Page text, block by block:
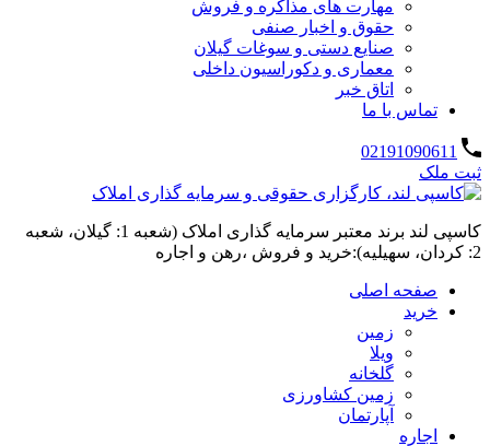
مهارت های مذاکره و فروش
حقوق و اخبار صنفی
صنایع دستی و سوغات گیلان
معماری و دکوراسیون داخلی
اتاق خبر
تماس با ما
02191090611
ثبت ملک
کاسپی لند برند معتبر سرمایه گذاری املاک (شعبه 1: گیلان، شعبه
2: کردان، سهیلیه):خرید و فروش ،رهن و اجاره
صفحه اصلی
خرید
زمین
ویلا
گلخانه
زمین کشاورزی
آپارتمان
اجاره